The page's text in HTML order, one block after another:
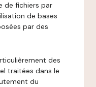
de fichiers par
de bases
par des
des
traitées dans le
du